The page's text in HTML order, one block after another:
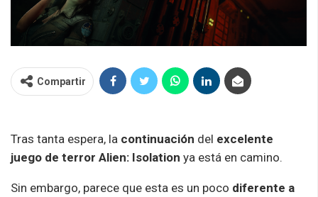
Compartir
Tras tanta espera, la continuación del excelente
juego de terror Alien: Isolation ya está en camino.
Sin embargo, parece que esta es un poco diferente a